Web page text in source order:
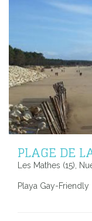
PLAGE DE
Les Mathes (15),
Playa Gay-Friendly